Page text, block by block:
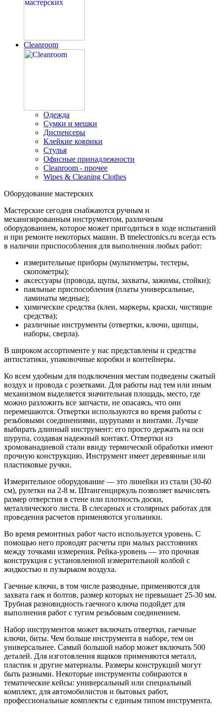
Cleanroom
Одежда
Сумки и мешки
Диспенсеры
Клейкие коврики
Стулья
Офисные принадлежности
Cleanroom - прочее
Wipes & Cleaning Clothes
Оборудование мастерских
Мастерские сегодня снабжаются ручным и
механизированным инструментом, различным
оборудованием, которое может пригодиться в ходе испытаний
и при ремонте некоторых машин. В tmelectronics.ru всегда есть
в наличии приспособления для выполнения любых работ:
измерительные приборы (мультиметры, тестеры,
скопометры);
аксессуары (провода, щупы, захваты, зажимы, стойки);
паяльные приспособления (платы универсальные,
ламинаты медные);
химические средства (клеи, маркеры, краски, чистящие
средства);
различные инструменты (отвертки, ключи, щипцы,
наборы, сверла).
В широком ассортименте у нас представлены и средства
антистатики, упаковочные коробки и контейнеры.
Ко всем удобным для подключения местам подведены сжатый
воздух и провода с розетками. Для работы над тем или иным
механизмом выделяется значительная площадь, место, где
можно разложить все запчасти, не опасаясь, что они
перемешаются. Отвертки используются во время работы с
резьбовыми соединениями, шурупами и винтами. Лучше
выбирать длинный инструмент: его просто держать на оси
шурупа, создавая надежный контакт. Отвертки из
хромованадиевой стали ввиду термической обработки имеют
прочную конструкцию. Инструмент имеет деревянные или
пластиковые ручки.
Измерительное оборудование — это линейки из стали (30-60
см), рулетки на 2-8 м. Штангенциркуль позволяет вычислять
размер отверстия в стене или плотность доски,
металлического листа. В слесарных и столярных работах для
проведения расчетов применяются угольники.
Во время ремонтных работ часто используется уровень. С
помощью него проводят расчеты при малых расстояниях
между точками измерения. Рейка-уровень — это прочная
конструкция с установленной измерительной колбой с
жидкостью и пузырьком воздуха.
Гаечные ключи, в том числе разводные, применяются для
захвата гаек и болтов, размер которых не превышает 25-30 мм.
Трубная разновидность гаечного ключа подойдет для
выполнения работ с тугим резьбовым соединением.
Набор инструментов может включать отвертки, гаечные
ключи, биты. Чем больше инструмента в наборе, тем он
универсальнее. Самый большой набор может включать 500
деталей. Для изготовления ящиков применяются металл,
пластик и другие материалы. Размеры конструкций могут
быть разными. Некоторые инструменты собираются в
тематические кейсы: универсальный или специальный
комплект, для автомобилистов и бытовых работ,
профессиональные комплекты с единым типом инструмента.